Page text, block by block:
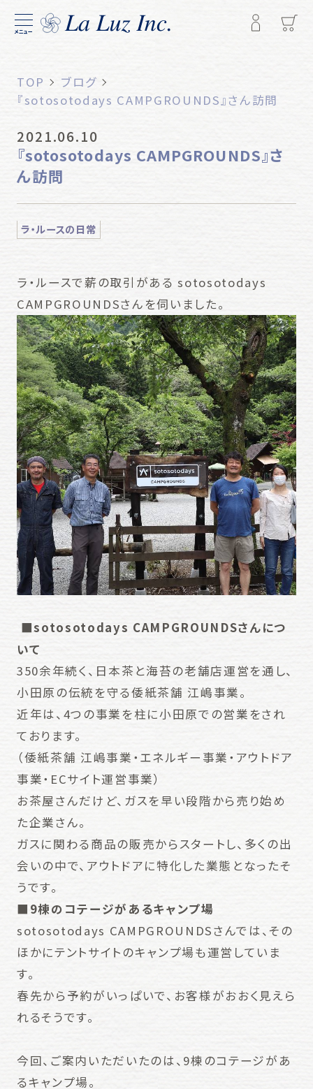
メニュー
TOP
ブログ
『sotosotodays CAMPGROUNDS』さん訪問
2021.06.10
『sotosotodays CAMPGROUNDS』さ
ん訪問
ラ・ルースの日常
ラ・ルースで薪の取引がある sotosotodays
CAMPGROUNDSさんを伺いました。
■sotosotodays CAMPGROUNDSさんにつ
いて
350余年続く、日本茶と海苔の老舗店運営を通し、
小田原の伝統を守る倭紙茶舗 江嶋事業。
近年は、4つの事業を柱に小田原での営業をされ
ております。
（倭紙茶舗 江嶋事業・エネルギー事業・アウトドア
事業・ECサイト運営事業）
お茶屋さんだけど、ガスを早い段階から売り始め
た企業さん。
ガスに関わる商品の販売からスタートし、多くの出
会いの中で、アウトドアに特化した業態となったそ
うです。
■9棟のコテージがあるキャンプ場
sotosotodays CAMPGROUNDSさんでは、その
ほかにテントサイトのキャンプ場も運営していま
す。
春先から予約がいっぱいで、お客様がおおく見えら
れるそうです。
今回、ご案内いただいたのは、9棟のコテージがあ
るキャンプ場。